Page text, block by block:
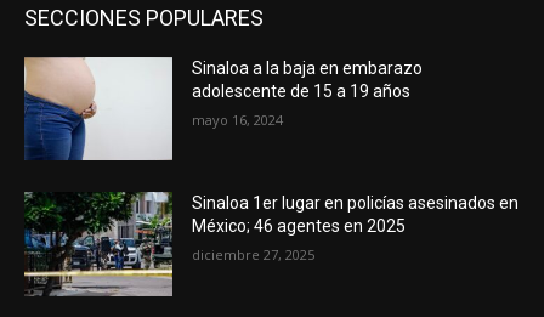
SECCIONES POPULARES
Sinaloa a la baja en embarazo
adolescente de 15 a 19 años
mayo 16, 2024
Sinaloa 1er lugar en policías asesinados en
México; 46 agentes en 2025
diciembre 27, 2025